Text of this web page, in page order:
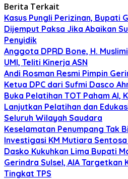
Berita Terkait
Kasus Pungli Perizinan, Bupati
Dijemput Paksa Jika Abaikan
Penyidik
Anggota DPRD Bone, H.
UMI, Teliti Kinerja ASN
Andi Rosman Resmi Pimpin
Ketua DPC dari Sufmi Dasco
Buka Pelatihan TOT Paham AI,
Lanjutkan Pelatihan dan
Seluruh Wilayah Saudara
Keselamatan Penumpang Tak
Investigasi KM Mutiara
Dasko Kukuhkan Lima Bupati
Gerindra Sulsel, AIA Targetkan
Tingkat TPS